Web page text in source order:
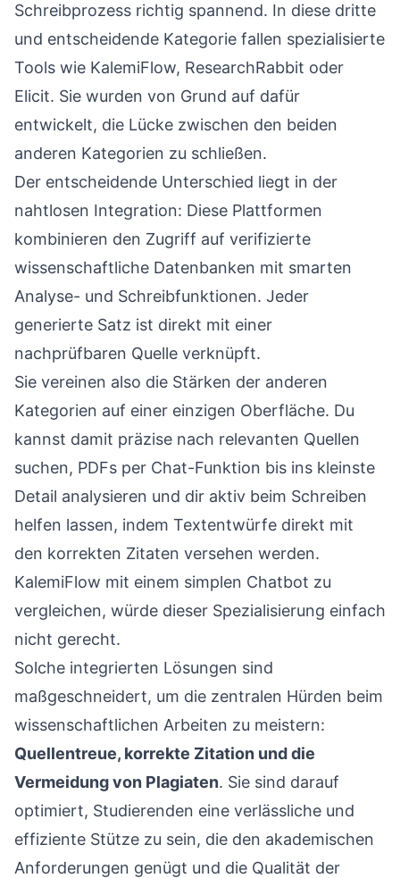
Schreibprozess richtig spannend. In diese dritte
und entscheidende Kategorie fallen spezialisierte
Tools wie KalemiFlow, ResearchRabbit oder
Elicit. Sie wurden von Grund auf dafür
entwickelt, die Lücke zwischen den beiden
anderen Kategorien zu schließen.
Der entscheidende Unterschied liegt in der
nahtlosen Integration: Diese Plattformen
kombinieren den Zugriff auf verifizierte
wissenschaftliche Datenbanken mit smarten
Analyse- und Schreibfunktionen. Jeder
generierte Satz ist direkt mit einer
nachprüfbaren Quelle verknüpft.
Sie vereinen also die Stärken der anderen
Kategorien auf einer einzigen Oberfläche. Du
kannst damit präzise nach relevanten Quellen
suchen, PDFs per Chat-Funktion bis ins kleinste
Detail analysieren und dir aktiv beim Schreiben
helfen lassen, indem Textentwürfe direkt mit
den korrekten Zitaten versehen werden.
KalemiFlow mit einem simplen Chatbot zu
vergleichen, würde dieser Spezialisierung einfach
nicht gerecht.
Solche integrierten Lösungen sind
maßgeschneidert, um die zentralen Hürden beim
wissenschaftlichen Arbeiten zu meistern:
Quellentreue, korrekte Zitation und die
Vermeidung von Plagiaten. Sie sind darauf
optimiert, Studierenden eine verlässliche und
effiziente Stütze zu sein, die den akademischen
Anforderungen genügt und die Qualität der